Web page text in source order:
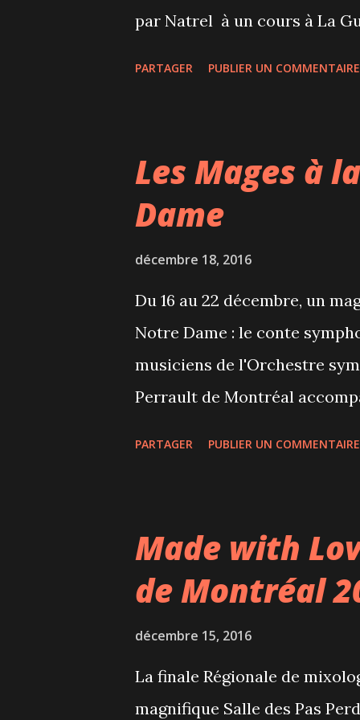
par Natrel à un cours à La
que les intolérants au
beurre salé sans lactose
principes de l'agriculture
je vous confirme que l'un ou
PARTAGER PUBLIER UN COMMENTAIRE
Les Mages à
Dame
décembre 18, 2016
Du 16 au 22 décembre, un
Notre Dame : le conte
musiciens de l'Orchestre
Perrault de Montréal
cette découverte?... Les
symphoniques sont
Bruno Pelletier était superbe
PARTAGER PUBLIER UN COMMENTAIRE
Made with
de Montréal
décembre 15, 2016
La finale Régionale de
magnifique Salle des Pas